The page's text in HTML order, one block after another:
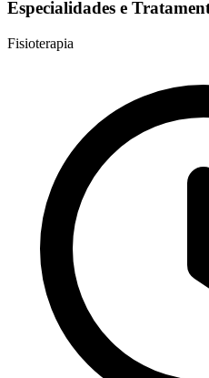
Especialidades e
Fisioterapia